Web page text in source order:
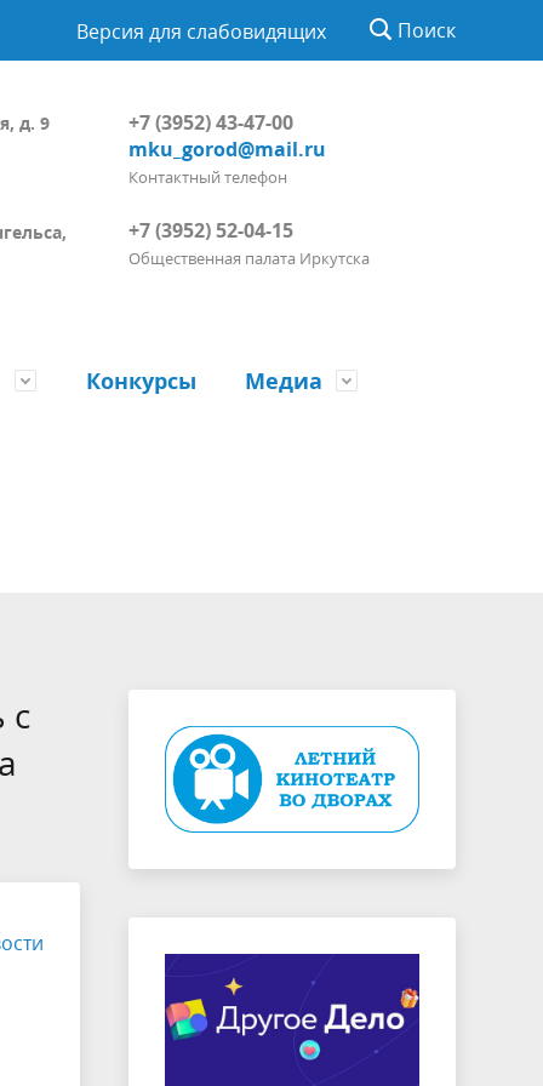
Версия для слабовидящих Поиск
д. 9
+7 (3952) 43-47-00
mku_gorod@mail.ru
Контактный телефон
+7 (3952) 52-04-15
Общественная палата Иркутска
организации
Координационный совет по
патриотическому воспитанию
Конкурсы Медиа
с